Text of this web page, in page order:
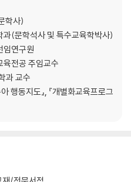
학사)
(문학석사 및 특수교육학박사)
임연구원
육전공 주임교수
과 교수
행동지도』, 『개별화교육프로그